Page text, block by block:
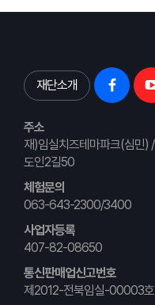
재단소개
주소
재)임실치즈테마파크(심민)
도인2길50
체험문의
063-643-2300/3400
사업자등록
407-82-08650
통신판매업신고번호
제2012-전북임실-00003호